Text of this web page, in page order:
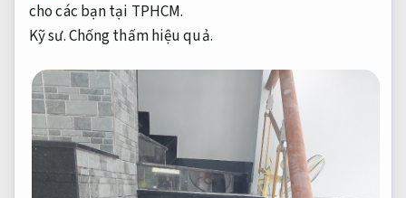
cho các bạn tại TPHCM.
Kỹ sư.Chống thấm hiệu quả.